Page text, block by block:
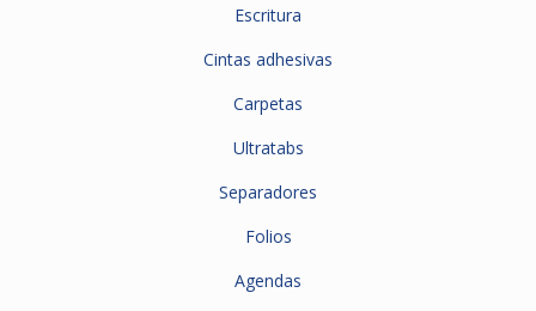
Escritura
Cintas adhesivas
Carpetas
Ultratabs
Separadores
Folios
Agendas